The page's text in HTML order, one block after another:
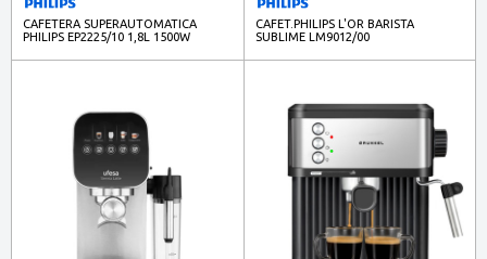
CAFETERA SUPERAUTOMATICA
PHILIPS EP2225/10 1,8L 1500W
CAFET.PHILIPS L'OR BARISTA
SUBLIME LM9012/00